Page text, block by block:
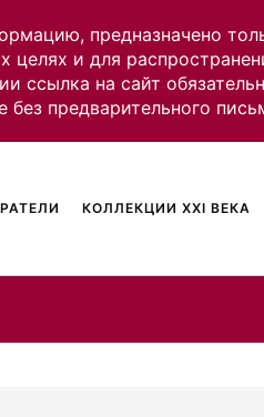
предназначено
целях и для
ссылка на сайт
предварительного
КОЛЛЕКЦИИ XXI ВЕКА